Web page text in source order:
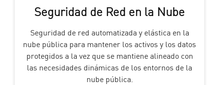
Seguridad de Red en la Nube
Seguridad de red automatizada y elástica en la
nube pública para mantener los activos y los datos
protegidos a la vez que se mantiene alineado con
las necesidades dinámicas de los entornos de la
nube pública.